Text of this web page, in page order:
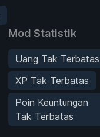
Mod Statistik
Uang Tak Terbatas
XP Tak Terbatas
Poin Keuntungan
Tak Terbatas